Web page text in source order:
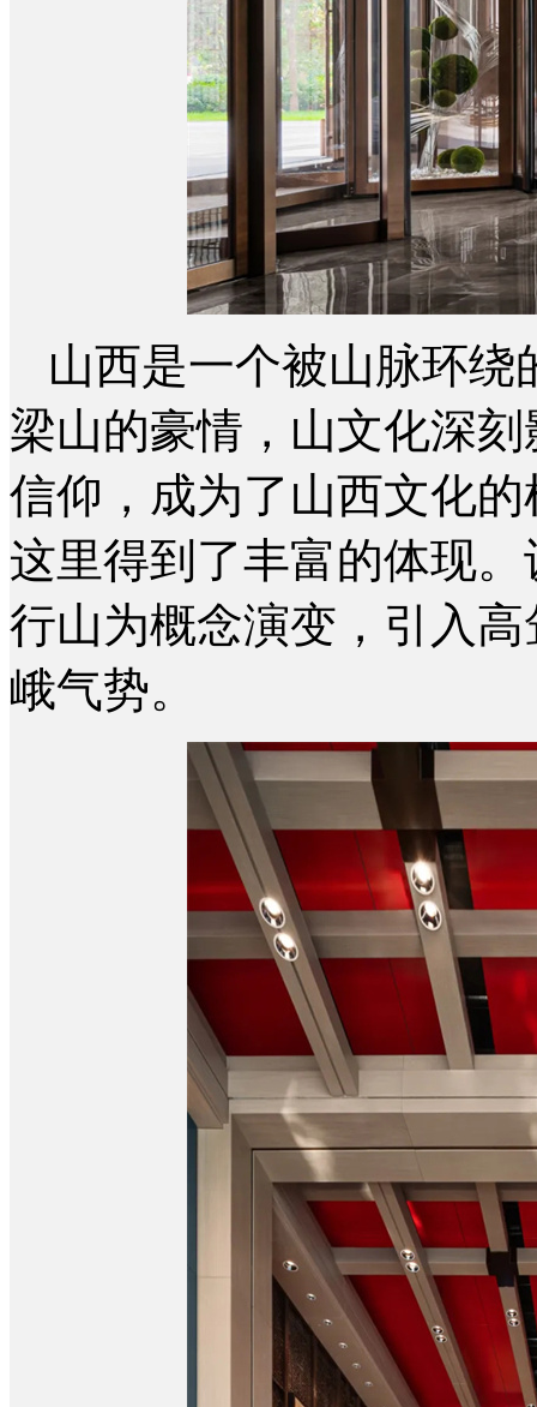
山西是一个被山脉环
梁山的豪情，山文化深
信仰，成为了山西文化
这里得到了丰富的体现
行山为概念演变，引入
峨气势。